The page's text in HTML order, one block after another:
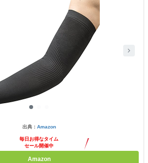
出典： Amazon
毎日お得なタイム
セール開催中
Amazon